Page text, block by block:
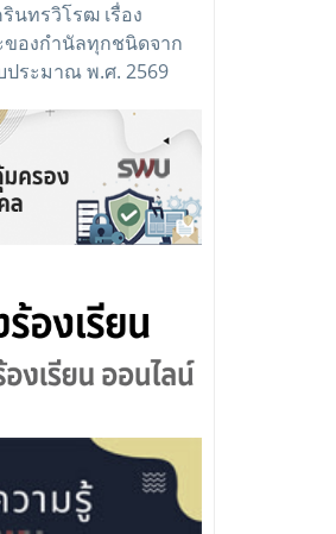
นทรวิโรฒ เรื่อง
องกำนัลทุกชนิดจาก
ระมาณ พ.ศ. 2569